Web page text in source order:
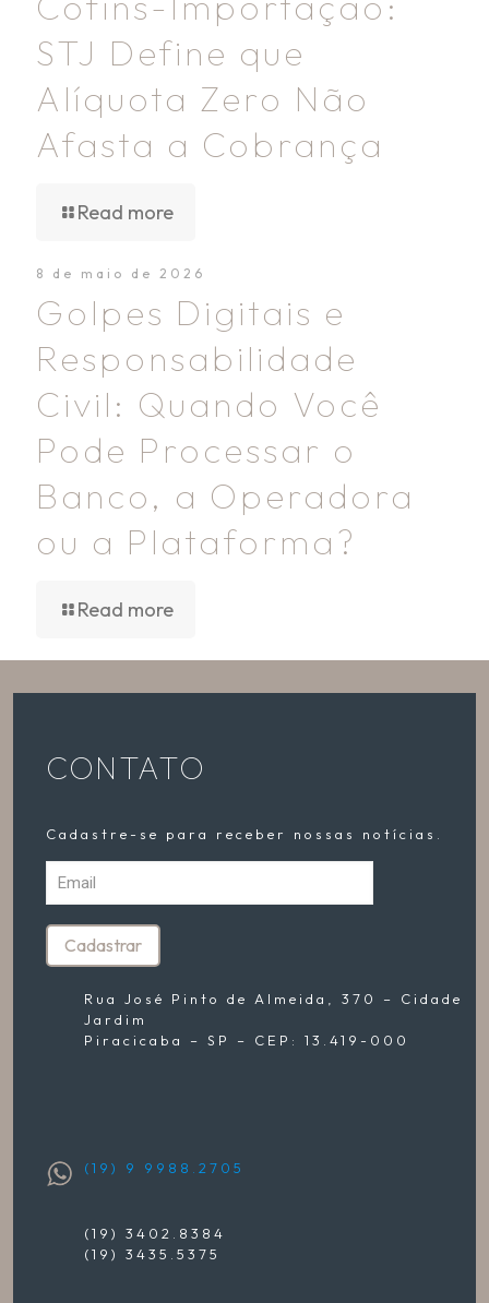
STJ Define que
Alíquota Zero Não
Afasta a Cobrança
Read more
8 de maio de 2026
Golpes Digitais e
Responsabilidade
Civil: Quando Você
Pode Processar o
Banco, a Operadora
ou a Plataforma?
Read more
CONTATO
Cadastre-se para receber nossas notícias.
Rua José Pinto de Almeida, 370 – Cidade
Jardim
Piracicaba – SP – CEP: 13.419-000
(19) 9 9988.2705
(19) 3402.8384
(19) 3435.5375